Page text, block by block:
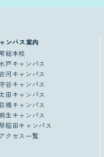
ンパス案内
総本校
戸キャンパス
河キャンパス
谷キャンパス
田キャンパス
橋キャンパス
生キャンパス
稲田キャンパス
クセス一覧